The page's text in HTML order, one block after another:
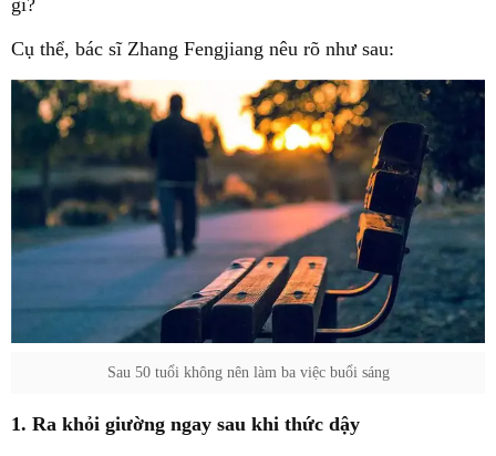
gì?
Cụ thể, bác sĩ Zhang Fengjiang nêu rõ như sau:
Sau 50 tuổi không nên làm ba việc buổi sáng
1. Ra khỏi giường ngay sau khi thức dậy